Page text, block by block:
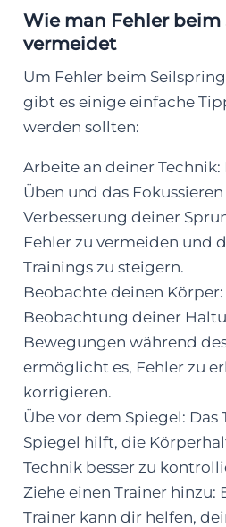
Wie man Fehler beim
vermeidet
Um Fehler beim
gibt es einige einfache
werden sollten:
Arbeite an deiner
Üben und das
Verbesserung deiner
Fehler zu vermeiden und
Trainings zu steigern.
Beobachte deinen
Beobachtung deiner
Bewegungen während
ermöglicht es, Fehler zu
korrigieren.
Übe vor dem Spiegel: Das
Spiegel hilft, die
Technik besser zu
Ziehe einen Trainer hinzu:
Trainer kann dir helfen,